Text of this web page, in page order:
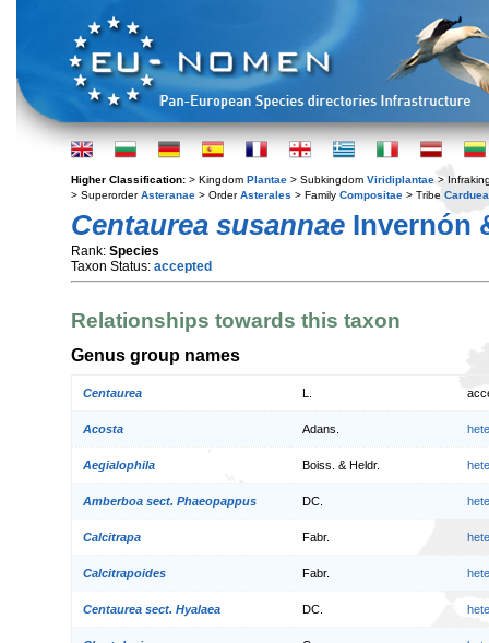
Higher Classification: > Kingdom Plantae > Subkingdom Viridiplantae >
> SuperorderAsteranae > OrderAsterales > Family Compositae > Tribe
Centaurea susannae Invernón
Rank: Species
Taxon Status: accepted
Relationships towards this taxon
Genus group names
Centaurea
Acosta Adans.
Aegialophila Boiss. & Heldr.
Amberboa sect. Phaeopappus DC.
Calcitrapa Fabr.
Calcitrapoides Fabr.
Centaurea sect. Hyalaea DC.